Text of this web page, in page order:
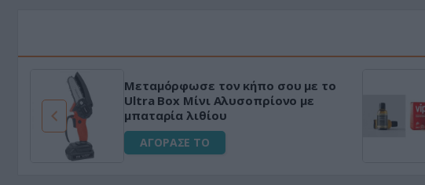
Μεταμόρφωσε τον κήπο σου με το
Ultra Box Μίνι Αλυσοπρίονο με
μπαταρία λιθίου
ΑΓΟΡΑΣΕ ΤΟ